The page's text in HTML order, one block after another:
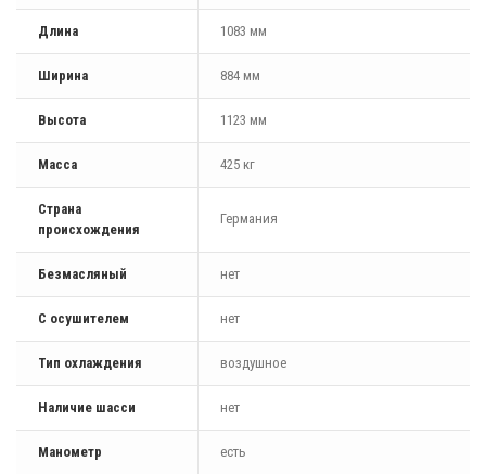
Длина 1083 мм
Ширина 884 мм
Высота 1123 мм
Масса 425 кг
Страна
происхождения
Германия
Безмасляный нет
С осушителем нет
Тип охлаждения воздушное
Наличие шасси нет
Манометр есть